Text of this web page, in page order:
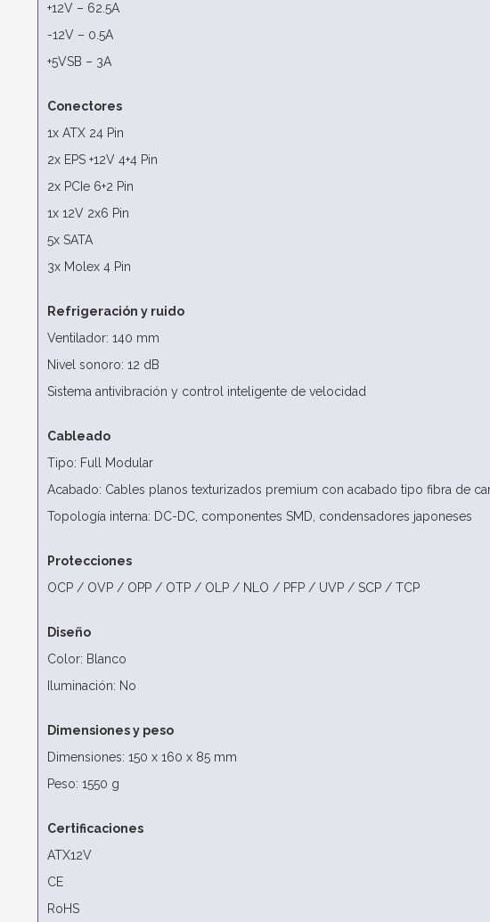
+12V – 62.5A
-12V – 0.5A
+5VSB – 3A
Conectores
1x ATX 24 Pin
2x EPS +12V 4+4 Pin
2x PCIe 6+2 Pin
1x 12V 2x6 Pin
5x SATA
3x Molex 4 Pin
Refrigeración y ruido
Ventilador: 140 mm
Nivel sonoro: 12 dB
Sistema antivibración y control inteligente de velocidad
Cableado
Tipo: Full Modular
Acabado: Cables planos texturizados premium con acabado tipo fibra de
Topología interna: DC-DC, componentes SMD, condensadores japoneses
Protecciones
OCP / OVP / OPP / OTP / OLP / NLO / PFP / UVP / SCP / TCP
Diseño
Color: Blanco
Iluminación: No
Dimensiones y peso
Dimensiones: 150 x 160 x 85 mm
Peso: 1550 g
Certificaciones
ATX12V
CE
RoHS